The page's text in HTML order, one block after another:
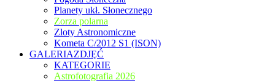
Planety ukł. Słonecznego
Zorza polarna
Zloty Astronomiczne
Kometa C/2012 S1 (ISON)
GALERIAZDJĘĆ
KATEGORIE
Astrofotografia 2026